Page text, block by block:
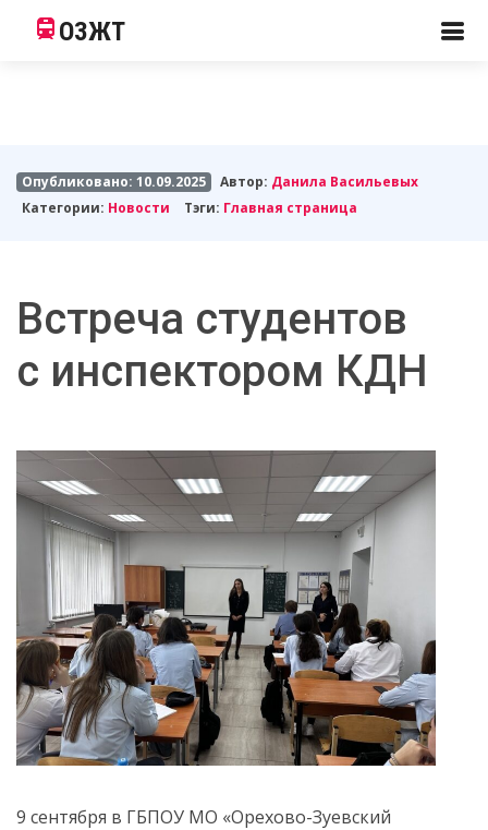
ОЗЖТ
Опубликовано: 10.09.2025 Автор: Данила Васильевых
Категории: Новости Тэги: Главная страница
Встреча студентов
с инспектором КДН
9 сентября в ГБПОУ МО «Орехово-Зуевский